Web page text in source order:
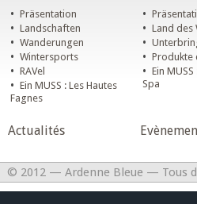
• Präsentation
• Landschaften
• Wanderungen
• Wintersports
• RAVel
• Ein MUSS : Les Hautes
Fagnes
•
• Land des
•
• Produkte
• Ein
Spa
Actualités
© 2012 — Ardenne Bleue — Tous